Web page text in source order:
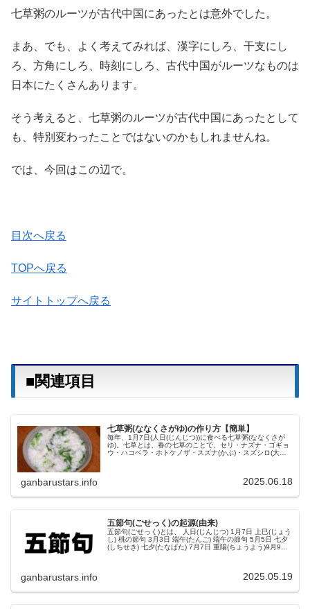
七草粥のルーツが古代中国にあったとは意外でした。
まあ、でも、よく考えてみれば、漢字にしろ、干支にし
ろ、方角にしろ、時刻にしろ、古代中国がルーツなものは
日本にたくさんあります。
そう考えると、七草粥のルーツが古代中国にあったとして
も、特別変わったことではないのかもしれませんね。
では、今回はこの辺で。
目次へ戻る
TOPへ戻る
サイトトップへ戻る
■関連項目
七草粥(ななくさがゆ)の作り方【簡単】
毎年、1月7日(人日(じんじつ))に食べる七草粥(ななくさが
ゆ)。七草とは、春の七草のことで、セリ・ナズナ・ゴギョ
ウ・ハコベラ・ホトケノザ・スズナ(かぶ)・スズシロ(大根)
ganbarustars.info 2025.06.18
五節句(ごせっく)の起源(由来)
五節句(ごせっく)とは、 人日(じんじつ) 1月7日 上巳(じょう
し) 桃の節句 3月3日 端午(たんご) 端午の節句 5月5日 七夕
(しちせき) 七夕(たなばた) 7月7日 重陽(ちょうよう)9月9日
ganbarustars.info 2025.05.19